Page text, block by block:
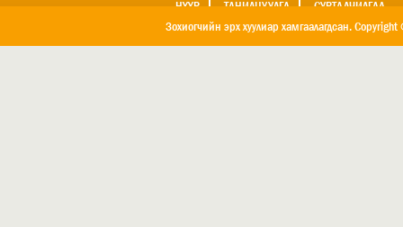
НҮҮР ТАНИЛЦУУЛГА СУРТАЛЧИЛГАА
ХОЛБОО БАРИХ
Зохиогчийн эрх хуулиар хамгаалагдсан.